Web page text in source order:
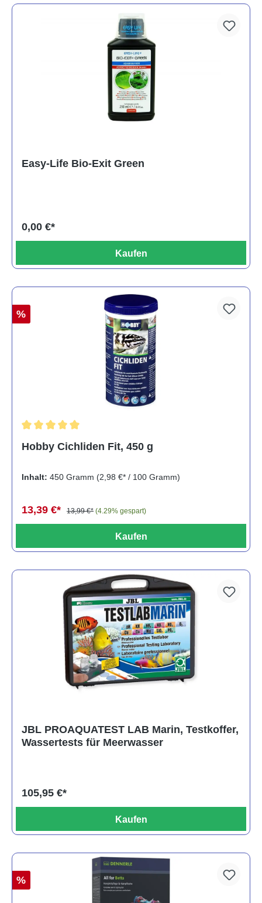
Easy-Life Bio-Exit Green
0,00 €*
Kaufen
%
Hobby Cichliden Fit, 450 g
Inhalt: 450 Gramm (2,98 €* / 100 Gramm)
13,39 €* 13,99 €* (4.29% gespart)
Kaufen
JBL PROAQUATEST LAB Marin, Testkoffer,
Wassertests für Meerwasser
105,95 €*
Kaufen
%